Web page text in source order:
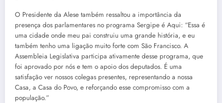
O Presidente da Alese também ressaltou a importância da
presença dos parlamentares no programa Sergipe é Aqui: “Essa é
uma cidade onde meu pai construiu uma grande história, e eu
também tenho uma ligação muito forte com São Francisco. A
Assembleia Legislativa participa ativamente desse programa, que
foi aprovado por nós e tem o apoio dos deputados. É uma
satisfação ver nossos colegas presentes, representando a nossa
Casa, a Casa do Povo, e reforçando esse compromisso com a
população.”